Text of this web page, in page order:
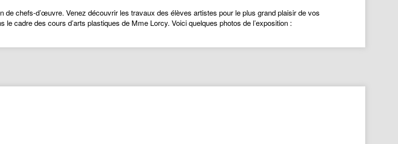
chefs-d’œuvre. Venez découvrir les travaux des élèves artistes pour le plus grand plaisir de vos
cadre des cours d’arts plastiques de Mme Lorcy. Voici quelques photos de l’exposition :